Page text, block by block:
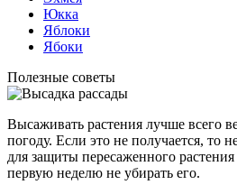
Юкка
Яблоки
Ябоки
Полезные советы
Высаживать растения лучше всего
погоду. Если это не получается, то
для защиты пересаженного
первую неделю не убирать его.